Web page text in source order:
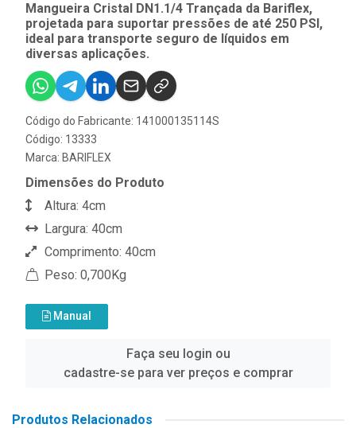
Mangueira Cristal DN1.1/4 Trançada da Bariflex,
projetada para suportar pressões de até 250 PSI,
ideal para transporte seguro de líquidos em
diversas aplicações.
Código do Fabricante: 141000135114S
Código: 13333
Marca: BARIFLEX
Dimensões do Produto
Altura: 4cm
Largura: 40cm
Comprimento: 40cm
Peso: 0,700Kg
Manual
Faça seu login ou
cadastre-se para ver preços e comprar
Produtos Relacionados